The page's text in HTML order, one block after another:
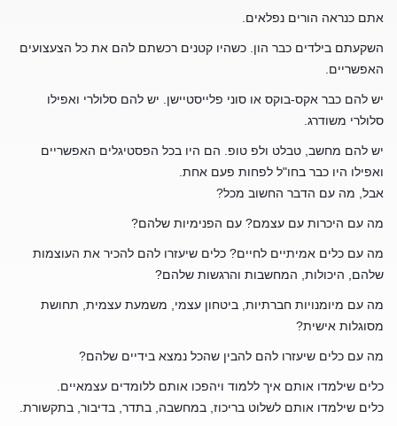
אתם כנראה הורים נפלאים.
השקעתם בילדים כבר הון. כשהיו קטנים רכשתם להם את כל הצעצועים
האפשריים.
יש להם כבר אקס-בוקס או סוני פלייסטיישן. יש להם סלולרי ואפילו
סלולרי משודרג.
יש להם מחשב, טבלט ולפ טופ. הם היו בכל הפסטיגלים האפשריים
ואפילו היו כבר בחו"ל לפחות פעם אחת.
אבל, מה עם הדבר החשוב מכל?
מה עם היכרות עם עצמם? עם הפנימיות שלהם?
מה עם כלים אמיתיים לחיים? כלים שיעזרו להם להכיר את העוצמות
שלהם, היכולות, המחשבות והרגשות שלהם?
מה עם מיומנויות חברתיות, ביטחון עצמי, משמעת עצמית, תחושת
מסוגלות אישית?
מה עם כלים שיעזרו להם להבין שהכל נמצא בידיים שלהם?
כלים שילמדו אותם איך ללמוד ויהפכו אותם ללומדים עצמאיים.
כלים שילמדו אותם לשלוט בריכוז, במחשבה, בתדר, בדיבור, בתקשורת.